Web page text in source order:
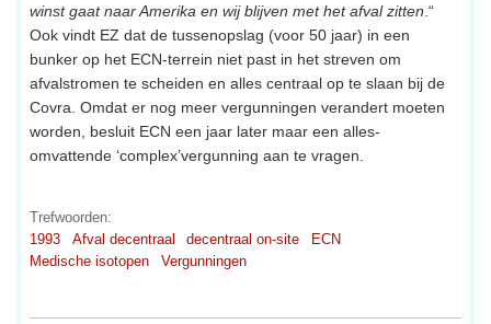
winst gaat naar Amerika en wij blijven met het afval zitten .“
Ook vindt EZ dat de tussenopslag (voor 50 jaar) in een
bunker op het ECN-terrein niet past in het streven om
afvalstromen te scheiden en alles centraal op te slaan bij de
Covra. Omdat er nog meer vergunningen verandert moeten
worden, besluit ECN een jaar later maar een alles-
omvattende ‘complex’vergunning aan te vragen.
Trefwoorden:
1993
Afval decentraal decentraal on-site
ECN
Medische isotopen
Vergunningen